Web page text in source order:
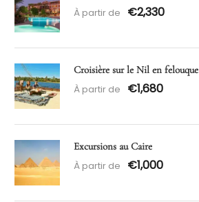
À partir de €2,330
Croisière sur le Nil en
À partir de €1,680
Excursions au Caire
À partir de €1,000